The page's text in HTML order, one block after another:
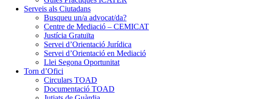
Serveis als Ciutadans
Busqueu un/a advocat/da?
Centre de Mediació – CEMICAT
Justícia Gratuïta
Servei d’Orientació Jurídica
Servei d’Orientació en Mediació
Llei Segona Oportunitat
Torn d’Ofici
Circulars TOAD
Documentació TOAD